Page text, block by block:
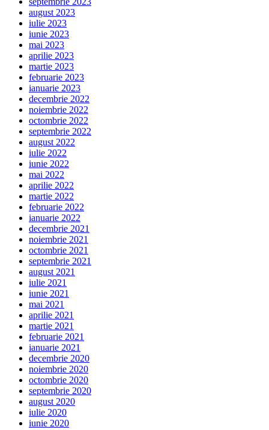
august 2023
iulie 2023
iunie 2023
mai 2023
aprilie 2023
martie 2023
februarie 2023
ianuarie 2023
decembrie 2022
noiembrie 2022
octombrie 2022
septembrie 2022
august 2022
iulie 2022
iunie 2022
mai 2022
aprilie 2022
martie 2022
februarie 2022
ianuarie 2022
decembrie 2021
noiembrie 2021
octombrie 2021
septembrie 2021
august 2021
iulie 2021
iunie 2021
mai 2021
aprilie 2021
martie 2021
februarie 2021
ianuarie 2021
decembrie 2020
noiembrie 2020
octombrie 2020
septembrie 2020
august 2020
iulie 2020
iunie 2020